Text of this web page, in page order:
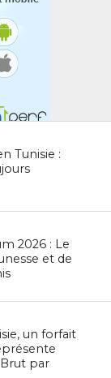
Tunisie :
2026 : Le
et de
un forfait
Brut par